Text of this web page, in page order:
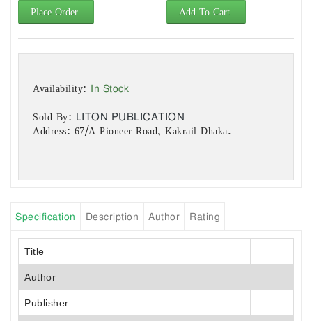
Place Order Add To Cart
Availability: In Stock
Sold By: LITON PUBLICATION
Address: 67/A Pioneer Road, Kakrail Dhaka.
Specification Description Author Rating
Title
Author
Publisher